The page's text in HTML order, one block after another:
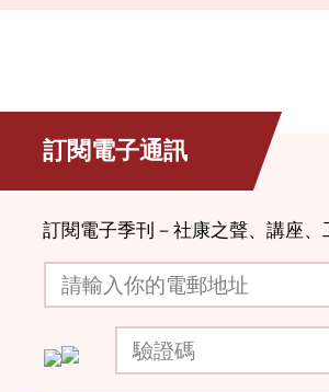
訂閱電子通訊
訂閱電子季刊－社康之聲、講座